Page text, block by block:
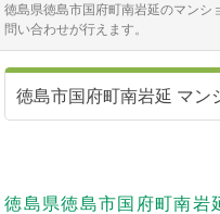
徳島県徳島市国府町南岩延のマン
問い合わせが行えます。
徳島市国府町南岩延 マン
徳島県徳島市国府町南岩